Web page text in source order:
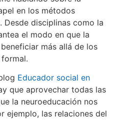
en los métodos
Desde disciplinas como la
el modo en que la
más allá de los
Educador social en
que aprovechar todas las
la neuroeducación nos
ejemplo, las relaciones del